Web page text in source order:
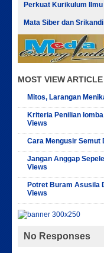
Perkuat Kurikulum
Mata Siber dan
MOST VIEW ARTICLE
Mitos, Larangan
Kriteria Penilian
Views
Cara Mengusir Semut
Jangan Anggap
Views
Potret Buram Asusila
Views
No Responses